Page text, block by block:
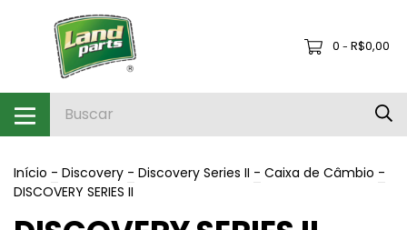
0 - R$0,00
Início - Discovery - Discovery Series II - Caixa de Câmbio -
DISCOVERY SERIES II